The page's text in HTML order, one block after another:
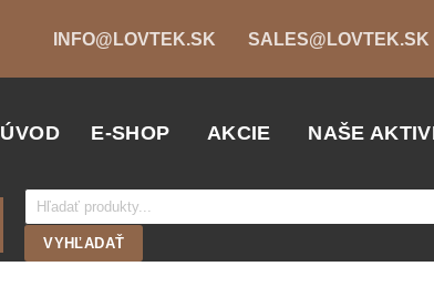
INFO@LOVTEK.SK SALES@LOVTEK.SK
ÚVOD E-SHOP AKCIE NAŠE
Products
search
VYHĽADAŤ